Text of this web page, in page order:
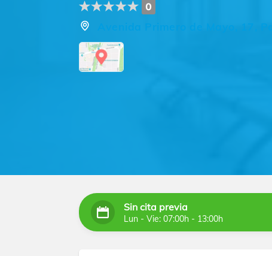
0
Sin cita previa
Lun - Vie: 07:00h - 13:00h